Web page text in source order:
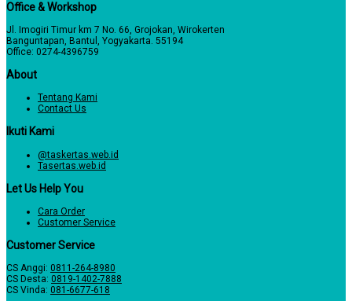
Office & Workshop
Jl. Imogiri Timur km 7 No. 66, Grojokan, Wirokerten
Banguntapan, Bantul, Yogyakarta. 55194
Office: 0274-4396759
About
Tentang Kami
Contact Us
Ikuti Kami
@taskertas.web.id
Tasertas.web.id
Let Us Help You
Cara Order
Customer Service
Customer Service
CS Anggi: 0811-264-8980
CS Desta: 0819-1402-7888
CS Vinda: 081-6677-618